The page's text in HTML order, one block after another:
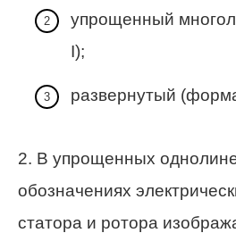
упрощенный
I);
развернутый
2. В упрощенных
обозначениях
статора и ротора